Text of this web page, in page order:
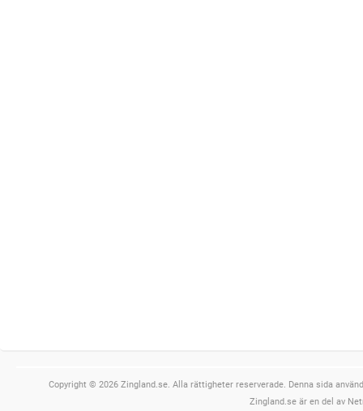
Copyright © 2026 Zingland.se. Alla rättigheter reserverade. Denna sida
Zingland.se är en del av